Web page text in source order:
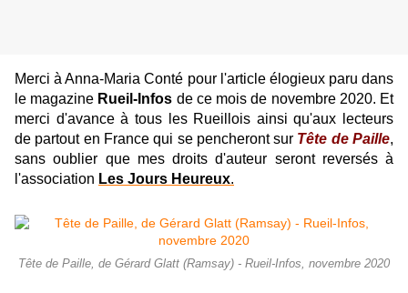
Merci à Anna-Maria Conté pour l'article élogieux paru dans
le magazine Rueil-Infos de ce mois de novembre 2020. Et
merci d'avance à tous les Rueillois ainsi qu'aux lecteurs
de partout en France qui se pencheront sur Tête de Paille,
sans oublier que mes droits d'auteur seront reversés à
l'association Les Jours Heureux.
Tête de Paille, de Gérard Glatt (Ramsay) - Rueil-Infos, novembre 2020